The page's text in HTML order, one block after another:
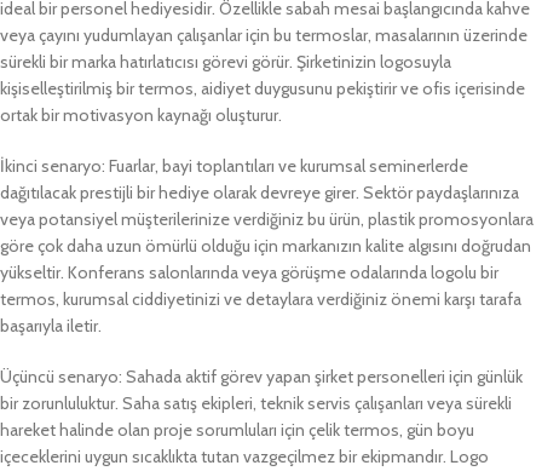
ideal bir personel hediyesidir. Özellikle sabah mesai başlangıcında kahve
veya çayını yudumlayan çalışanlar için bu termoslar, masalarının üzerinde
sürekli bir marka hatırlatıcısı görevi görür. Şirketinizin logosuyla
kişiselleştirilmiş bir termos, aidiyet duygusunu pekiştirir ve ofis içerisinde
ortak bir motivasyon kaynağı oluşturur.
İkinci senaryo: Fuarlar, bayi toplantıları ve kurumsal seminerlerde
dağıtılacak prestijli bir hediye olarak devreye girer. Sektör paydaşlarınıza
veya potansiyel müşterilerinize verdiğiniz bu ürün, plastik promosyonlara
göre çok daha uzun ömürlü olduğu için markanızın kalite algısını doğrudan
yükseltir. Konferans salonlarında veya görüşme odalarında logolu bir
termos, kurumsal ciddiyetinizi ve detaylara verdiğiniz önemi karşı tarafa
başarıyla iletir.
Üçüncü senaryo: Sahada aktif görev yapan şirket personelleri için günlük
bir zorunluluktur. Saha satış ekipleri, teknik servis çalışanları veya sürekli
hareket halinde olan proje sorumluları için çelik termos, gün boyu
içeceklerini uygun sıcaklıkta tutan vazgeçilmez bir ekipmandır. Logo